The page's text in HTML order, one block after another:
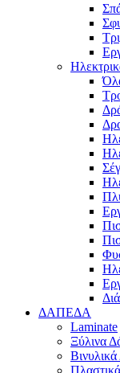
ΔΑΠΕΔΑ
Laminate
Ξύλινα